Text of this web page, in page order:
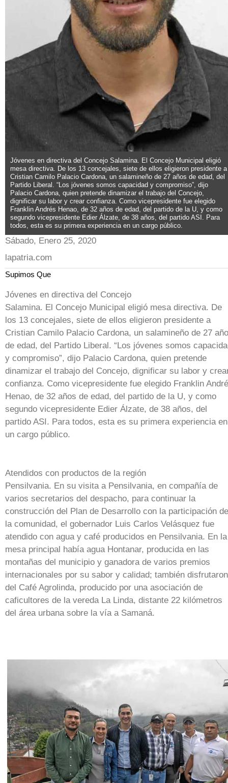
Jóvenes en directiva del Concejo Salamina. El Concejo Municipal eligió
mesa directiva. De los 13 concejales, siete de ellos eligieron presidente a
Cristian Camilo Palacio Cardona, un salamineño de 27 años de edad, del
Partido Liberal. “Los jóvenes somos capacidad y compromiso”, dijo
Palacio Cardona, quien pretende dinamizar el trabajo del Concejo,
dignificar su labor y crear confianza. Como vicepresidente fue elegido
Franklin Andrés Henao, de 32 años de edad, del partido de la U, y como
segundo vicepresidente Edier Álzate, de 38 años, del partido ASI. Para
todos, esta es su primera experiencia en un cargo público.
Sábado, Enero 25, 2020
lapatria.com
Supimos Que
Jóvenes en directiva del Concejo
Salamina. El Concejo Municipal eligió mesa directiva. De
los 13 concejales, siete de ellos eligieron presidente a
Cristian Camilo Palacio Cardona, un salamineño de 27
de edad, del Partido Liberal. “Los jóvenes somos
y compromiso”, dijo Palacio Cardona, quien pretende
dinamizar el trabajo del Concejo, dignificar su labor y
confianza. Como vicepresidente fue elegido Franklin
Henao, de 32 años de edad, del partido de la U, y como
segundo vicepresidente Edier Álzate, de 38 años, del
partido ASI. Para todos, esta es su primera experiencia en
un cargo público.
Atendidos con productos de la región
Pensilvania. En su visita a Pensilvania, en compañía de
varios secretarios del despacho, para continuar la
construcción del Plan de Desarrollo con la participación de
la comunidad, el gobernador Luis Carlos Velásquez fue
atendido con agua y café producidos en Pensilvania. En la
mesa principal había agua Hontanar, producida en las
montañas del municipio y ganadora de varios premios
internacionales por su sabor y calidad; también disfrutaron
del Café Agrolinda, producido por una asociación de
caficultores de la vereda La Linda, distante 22 kilómetros
del área urbana sobre la vía a Samaná.